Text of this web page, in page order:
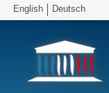
English Deutsch